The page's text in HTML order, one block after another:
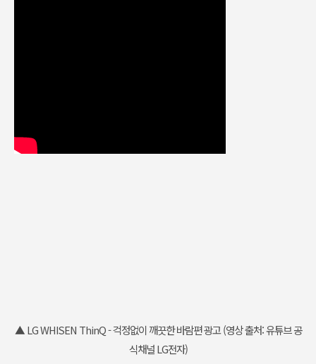
▲ LG WHISEN ThinQ - 걱정없이 깨끗한 바람편 광고 (영상 출처: 유튜브 공
식채널 LG전자)